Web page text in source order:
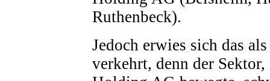
Ruthenbeck).
Jedoch erwies sich das
verkehrt, denn der